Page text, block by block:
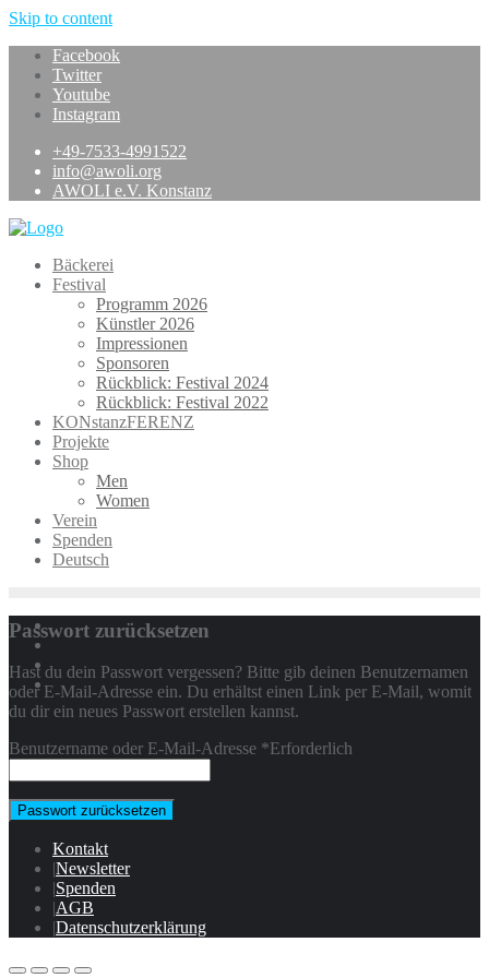
Skip to content
Facebook
Twitter
Youtube
Instagram
+49-7533-4991522
info@awoli.org
AWOLI e.V. Konstanz
Bäckerei
Festival
Programm 2026
Künstler 2026
Impressionen
Sponsoren
Rückblick: Festival 2024
Rückblick: Festival 2022
KONstanzFERENZ
Projekte
Shop
Men
Women
Verein
Spenden
Deutsch
Passwort zurücksetzen
Hast du dein Passwort vergessen? Bitte gib deinen Benutzernamen
oder E-Mail-Adresse ein. Du erhältst einen Link per E-Mail, womit
du dir ein neues Passwort erstellen kannst.
Benutzername oder E-Mail-Adresse *Erforderlich
Passwort zurücksetzen
Kontakt
Newsletter
Spenden
AGB
Datenschutzerklärung